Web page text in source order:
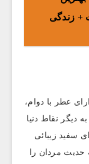
+ زندگی
عطر با دوام،
دیگر نقاط دنیا
سفید زیبائی
مردان را